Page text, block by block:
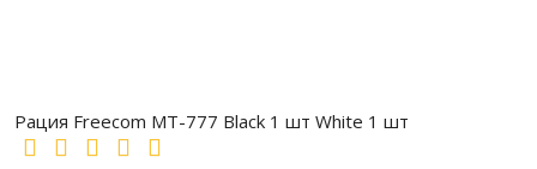
Рация Freecom MT-777 Black 1 шт White 1 шт